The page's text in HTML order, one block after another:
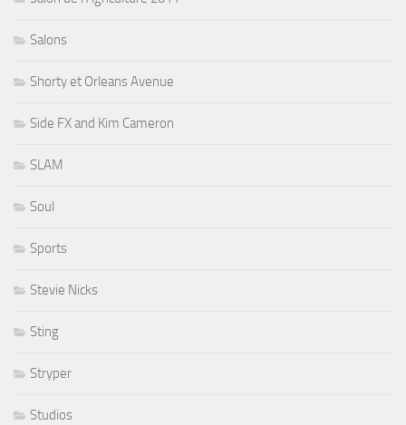
Salons
Shorty et Orleans Avenue
Side FX and Kim Cameron
SLAM
Soul
Sports
Stevie Nicks
Sting
Stryper
Studios